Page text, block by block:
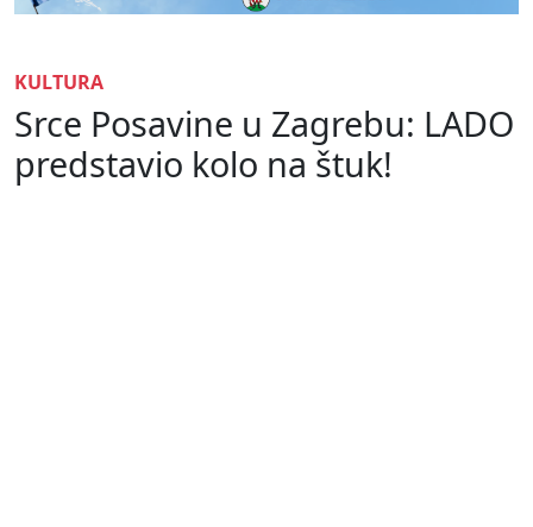
KULTURA
Srce Posavine u Zagrebu: LADO
predstavio kolo na štuk!